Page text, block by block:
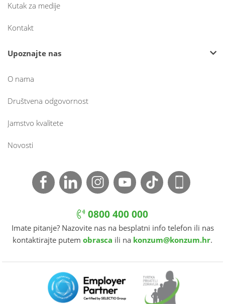
Kutak za medije
Kontakt
Upoznajte nas
O nama
Društvena odgovornost
Jamstvo kvalitete
Novosti
0800 400 000
Imate pitanje? Nazovite nas na besplatni info telefon ili nas
kontaktirajte putem obrasca ili na konzum@konzum.hr.